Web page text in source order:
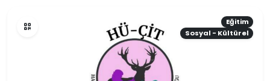
Eğitim
Sosyal - Kültürel